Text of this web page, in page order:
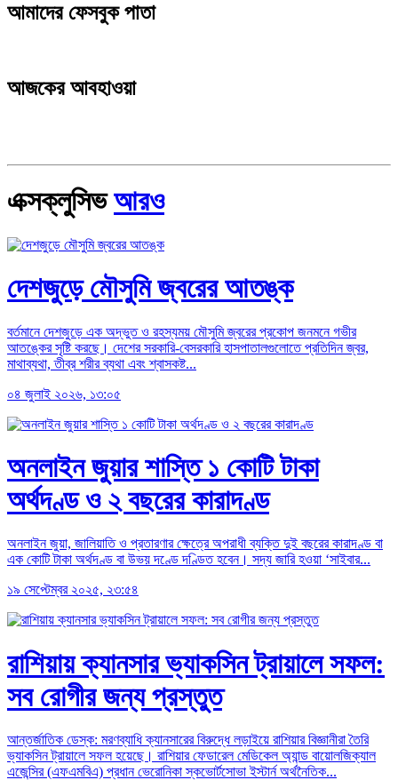
আমাদের ফেসবুক পাতা
আজকের আবহাওয়া
এক্সক্লুসিভআরও
দেশজুড়ে মৌসুমি জ্বরের আতঙ্ক
বর্তমানে দেশজুড়ে এক অদ্ভুত ও রহস্যময় মৌসুমি জ্বরের প্রকোপ জনমনে গভীর
আতঙ্কের সৃষ্টি করছে। দেশের সরকারি-বেসরকারি হাসপাতালগুলোতে প্রতিদিন জ্বর,
মাথাব্যথা, তীব্র শরীর ব্যথা এবং শ্বাসকষ্ট...
০৪ জুলাই ২০২৬, ১৩:০৫
অনলাইন জুয়ার শাস্তি ১ কোটি টাকা
অর্থদণ্ড ও ২ বছরের কারাদণ্ড
অনলাইন জুয়া, জালিয়াতি ও প্রতারণার ক্ষেত্রে অপরাধী ব্যক্তি দুই বছরের কারাদণ্ড বা
এক কোটি টাকা অর্থদণ্ড বা উভয় দণ্ডে দণ্ডিত হবেন। সদ্য জারি হওয়া ‘সাইবার...
১৯ সেপ্টেম্বর ২০২৫, ২৩:৫৪
রাশিয়ায় ক্যানসার ভ্যাকসিন ট্রায়ালে সফল:
সব রোগীর জন্য প্রস্তুত
আন্তর্জাতিক ডেস্ক: মরণব্যাধি ক্যানসারের বিরুদ্ধে লড়াইয়ে রাশিয়ার বিজ্ঞানীরা তৈরি
ভ্যাকসিন ট্রায়ালে সফল হয়েছে। রাশিয়ার ফেডারেল মেডিকেল অ্যান্ড বায়োলজিক্যাল
এজেন্সির (এফএমবিএ) প্রধান ভেরোনিকা স্কভোর্টসোভা ইস্টার্ন অর্থনৈতিক...